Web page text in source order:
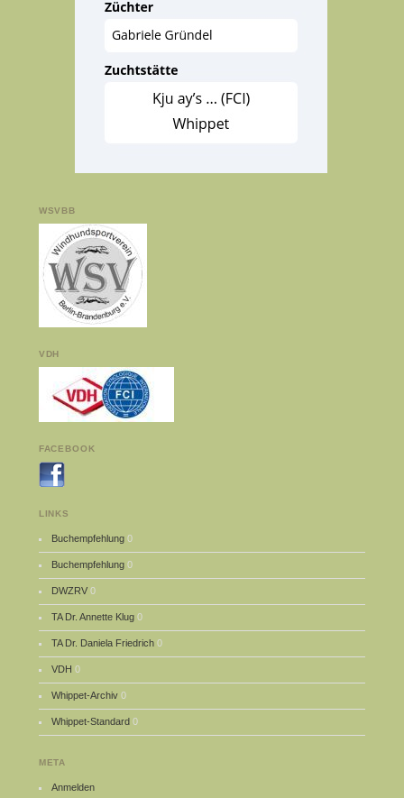
WSVBB
VDH
FACEBOOK
LINKS
Buchempfehlung 0
Buchempfehlung 0
DWZRV 0
TA Dr. Annette Klug 0
TA Dr. Daniela Friedrich 0
VDH 0
Whippet-Archiv 0
Whippet-Standard 0
META
Anmelden